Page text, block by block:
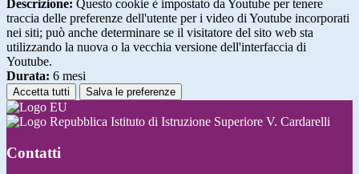
Descrizione: Questo cookie è impostato da Youtube per tenere
traccia delle preferenze dell'utente per i video di Youtube incorporati
nei siti; può anche determinare se il visitatore del sito web sta
utilizzando la nuova o la vecchia versione dell'interfaccia di
Youtube.
Durata: 6 mesi
Accetta tutti Salva le preferenze
Istituto di Istruzione Superiore V. Cardarelli
Contatti